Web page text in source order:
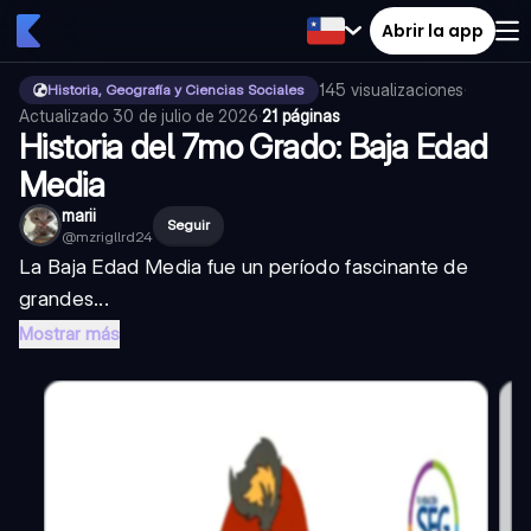
Abrir la app
Historia, Geografía y Ciencias Sociales 145 visualizaciones·
Actualizado 30 de julio de 2026·21 páginas
Historia del 7mo Grado: Baja Edad
Media
marii
@mzrigllrd24
Seguir
La Baja Edad Media fue un período fascinante de
grandes...
Mostrar más